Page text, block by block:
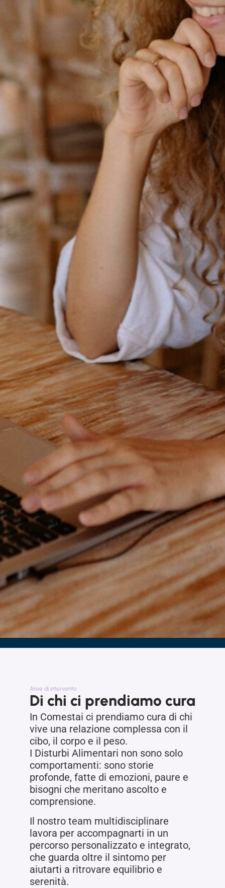
Aree di intervento
Di chi ci prendiamo cura
In Comestai ci prendiamo cura di chi
vive una relazione complessa con il
cibo, il corpo e il peso.
I Disturbi Alimentari non sono solo
comportamenti: sono storie
profonde, fatte di emozioni, paure e
bisogni che meritano ascolto e
comprensione.
Il nostro team multidisciplinare
lavora per accompagnarti in un
percorso personalizzato e integrato,
che guarda oltre il sintomo per
aiutarti a ritrovare equilibrio e
serenità.